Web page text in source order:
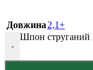
Довжина 2,1+
-
Шпон струганий